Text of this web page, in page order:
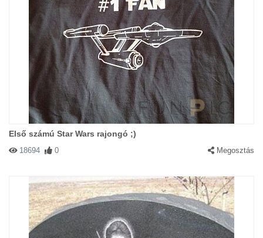
Első számú Star Wars rajongó ;)
18694 0 Megosztás